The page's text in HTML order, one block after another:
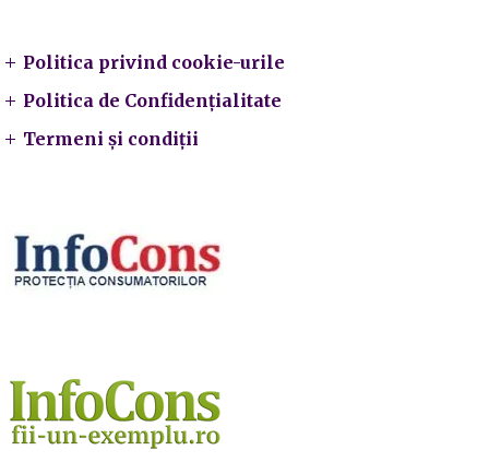
Politica privind cookie-urile
Politica de Confidențialitate
Termeni și condiții